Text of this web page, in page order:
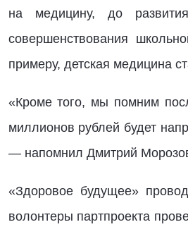
на медицину, до
совершенствования
примеру, детская медицина
«Кроме того, мы помним
миллионов рублей будет
— напомнил Дмитрий
«Здоровое будущее»
волонтеры партпроекта